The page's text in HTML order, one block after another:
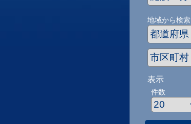
地域から検索
表示
件数